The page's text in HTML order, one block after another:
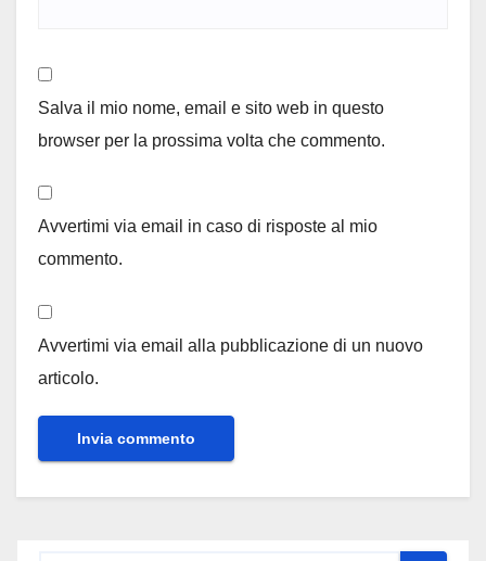
Salva il mio nome, email e sito web in questo
browser per la prossima volta che commento.
Avvertimi via email in caso di risposte al mio
commento.
Avvertimi via email alla pubblicazione di un nuovo
articolo.